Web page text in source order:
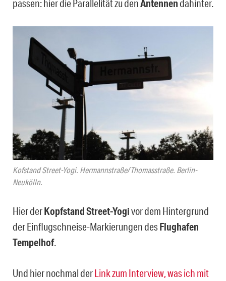
passen: hier die Parallelität zu denAntennendahinter.
Kofstand Street-Yogi. Hermannstraße/Thomasstraße. Berlin-
Neukölln.
Hier derKopfstand Street-Yogivor dem Hintergrund
der Einflugschneise-Markierungen desFlughafen
Tempelhof.
Und hier nochmal derLink zum Interview, was ich mit